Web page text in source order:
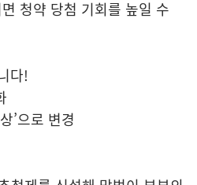
청약 당첨 기회를 높일 수
다!
’으로 변경